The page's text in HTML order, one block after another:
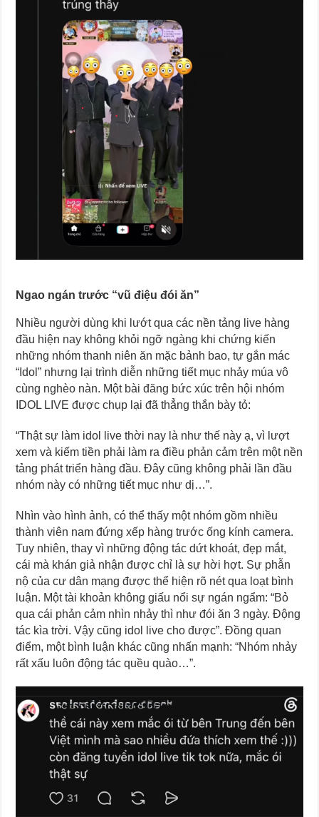
Ngao ngán trước “vũ điệu đói ăn”
Nhiều người dùng khi lướt qua các nền tảng live hàng
đầu hiện nay không khỏi ngỡ ngàng khi chứng kiến
những nhóm thanh niên ăn mặc bảnh bao, tự gắn mác
“Idol” nhưng lại trình diễn những tiết mục nhảy múa vô
cùng nghèo nàn. Một bài đăng bức xúc trên hội nhóm
IDOL LIVE được chụp lại đã thẳng thắn bày tỏ:
“Thật sự làm idol live thời nay là như thế này ạ, vì lượt
xem và kiếm tiền phải làm ra điều phản cảm trên một nền
tảng phát triển hàng đầu. Đây cũng không phải lần đầu
nhóm này có những tiết mục như dị…”.
Nhìn vào hình ảnh, có thể thấy một nhóm gồm nhiều
thành viên nam đứng xếp hàng trước ống kính camera.
Tuy nhiên, thay vì những động tác dứt khoát, đẹp mắt,
cái mà khán giả nhận được chỉ là sự hời hợt. Sự phẫn
nộ của cư dân mạng được thể hiện rõ nét qua loạt bình
luận. Một tài khoản không giấu nổi sự ngán ngẩm: “Bỏ
qua cái phản cảm nhìn nhảy thì như đói ăn 3 ngày. Động
tác kìa trời. Vậy cũng idol live cho được”. Đồng quan
điểm, một bình luận khác cũng nhấn mạnh: “Nhóm nhảy
rất xấu luôn động tác quều quào…”.